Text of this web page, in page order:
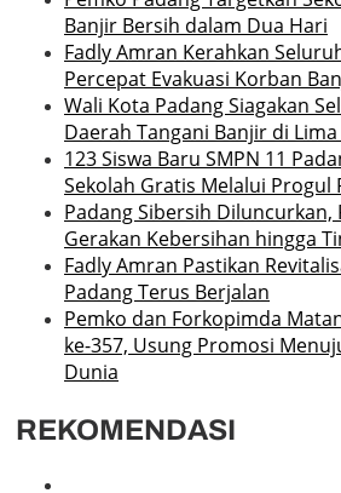
Banjir Bersih dalam Dua Hari
Fadly Amran Kerahkan
Percepat Evakuasi Korban
Wali Kota Padang Siagakan
Daerah Tangani Banjir di
123 Siswa Baru SMPN 11
Sekolah Gratis Melalui Progul
Padang Sibersih Diluncurkan,
Gerakan Kebersihan hingga
Fadly Amran Pastikan
Padang Terus Berjalan
Pemko dan Forkopimda
ke-357, Usung Promosi
Dunia
REKOMENDASI